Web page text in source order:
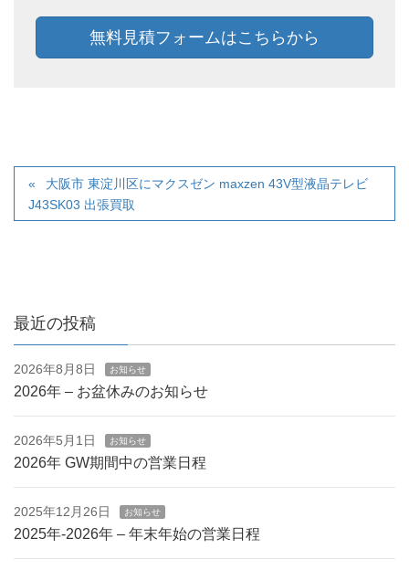
無料見積フォームはこちらから
大阪市 東淀川区にマクスゼン maxzen 43V型液晶テレビ
J43SK03 出張買取
最近の投稿
2026年8月8日 お知らせ
2026年 – お盆休みのお知らせ
2026年5月1日 お知らせ
2026年 GW期間中の営業日程
2025年12月26日 お知らせ
2025年-2026年 – 年末年始の営業日程